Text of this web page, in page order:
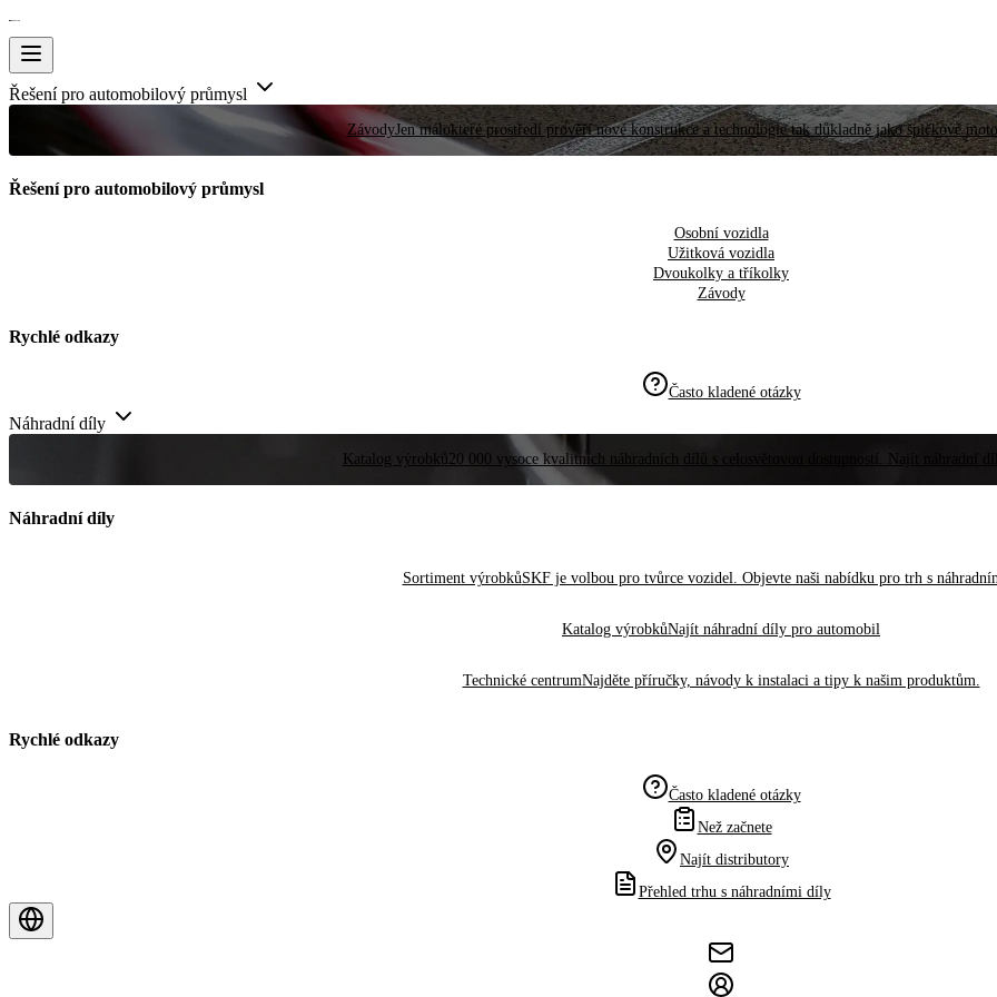
Řešení pro automobilový průmysl
ZávodyJen málokteré prostředí prověří nové konstrukce a technologie tak důkladně jako špičkové
Řešení pro automobilový průmysl
Osobní vozidla
Užitková vozidla
Dvoukolky a tříkolky
Závody
Rychlé odkazy
Často kladené otázky
Náhradní díly
Katalog výrobků20 000 vysoce kvalitních náhradních dílů s celosvětovou dostupností. Najít náhradní
Náhradní díly
Sortiment výrobkůSKF je volbou pro tvůrce vozidel. Objevte naši nabídku pro trh s
Katalog výrobkůNajít náhradní díly pro automobil
Technické centrumNajděte příručky, návody k instalaci a tipy k našim produktům.
Rychlé odkazy
Často kladené otázky
Než začnete
Najít distributory
Přehled trhu s náhradními díly